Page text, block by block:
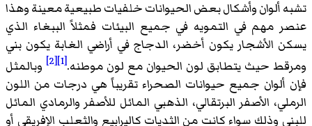
تشبه ألوان وأشكال بعض الحيوانات خلفيات طبيعية معينة وهذا
عنصر مهم في التمويه في جميع البيئات فمثلاً الببغاء الذي
يسكن الأشجار يكون أخضر، الدجاج في أراضي الغابة يكون بني
ومرقط حيث يتطابق لون الحيوان مع لون موطنه.[1]
[2]
وبالمثل
فإن ألوان جميع حيوانات الصحراء تقريباً هي درجات من اللون
الرملي، الأصفر البرتقالي، الذهبي المائل للأصفر والرمادي المائل
للبني وذلك سواء كانت من الثديات كاليرابيع والثعلب الإفريقي أو